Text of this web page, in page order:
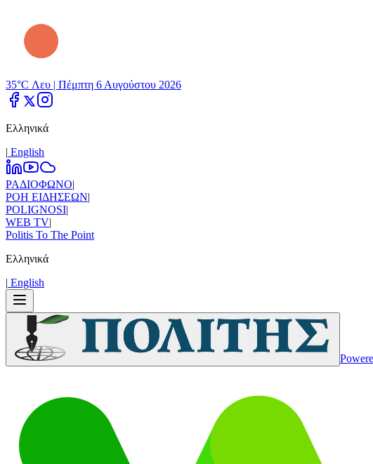
35°C Λευ | Πέμπτη 6 Αυγούστου 2026
Ελληνικά
| Εnglish
ΡΑΔΙΟΦΩΝΟ|
ΡΟΗ ΕΙΔΗΣΕΩΝ|
POLIGNOSI|
WEB TV|
Politis To The Point
Ελληνικά
| Εnglish